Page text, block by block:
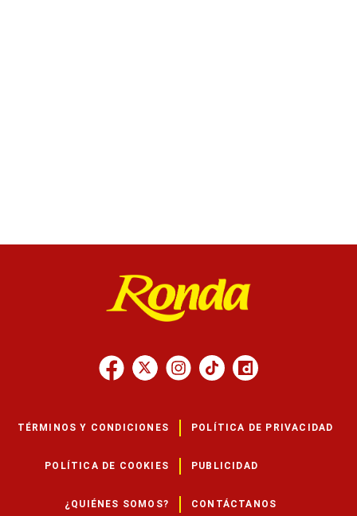
TÉRMINOS Y CONDICIONES POLÍTICA DE PRIVACIDAD
POLÍTICA DE COOKIES PUBLICIDAD
¿QUIÉNES SOMOS? CONTÁCTANOS